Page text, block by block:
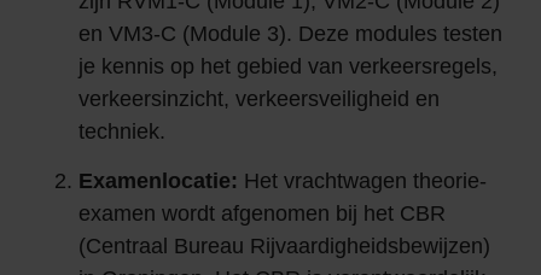
en VM3-C (Module 3). Deze modules testen
je kennis op het gebied van verkeersregels,
verkeersinzicht, verkeersveiligheid en
techniek.
Examenlocatie: Het vrachtwagen theorie-
examen wordt afgenomen bij het CBR
(Centraal Bureau Rijvaardigheidsbewijzen)